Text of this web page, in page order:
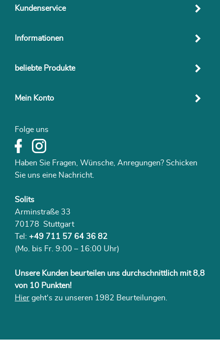
Kundenservice
Informationen
beliebte Produkte
Mein Konto
Folge uns
Haben Sie Fragen, Wünsche, Anregungen? Schicken
Sie uns eine Nachricht.
Solits
Arminstraße 33
70178 Stuttgart
Tel: +49 711 57 64 36 82
(Mo. bis Fr. 9:00 – 16:00 Uhr)
Unsere Kunden beurteilen uns durchschnittlich mit 8,8
von 10 Punkten!
Hier geht‘s zu unseren 1982 Beurteilungen.